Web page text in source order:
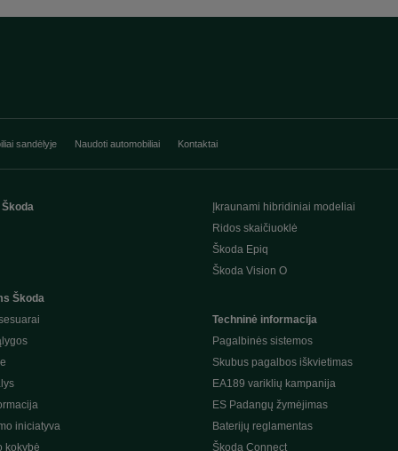
sandėlyje Naudoti automobiliai Kontaktai
Škoda
iniciatyva
kokybė
Įkraunami hibridiniai modeliai
Ridos skaičiuoklė
Škoda Epiq
Škoda Vision O
Techninė informacija
Pagalbinės sistemos
Skubus pagalbos iškvietimas
EA189 variklių kampanija
ES Padangų žymėjimas
Baterijų reglamentas
Škoda Connect